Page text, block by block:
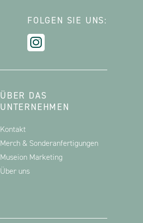
FOLGEN SIE UNS:
ÜBER DAS
UNTERNEHMEN
Kontakt
Merch & Sonderanfertigungen
Museion Marketing
Über uns